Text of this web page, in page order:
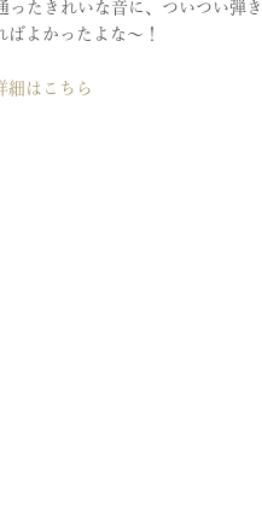
ったきれいな音に、ついつい弾
ばよかったよな〜！
細はこちら